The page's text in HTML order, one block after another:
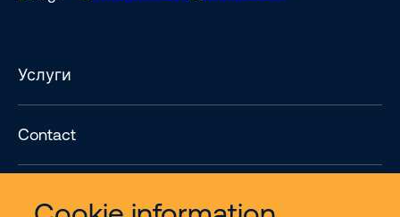
Услуги
Contact